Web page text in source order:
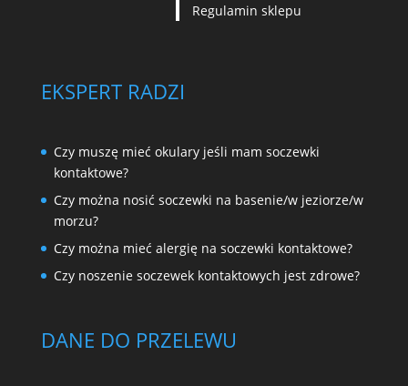
Regulamin sklepu
EKSPERT RADZI
Czy muszę mieć okulary jeśli mam soczewki
kontaktowe?
Czy można nosić soczewki na basenie/w jeziorze/w
morzu?
Czy można mieć alergię na soczewki kontaktowe?
Czy noszenie soczewek kontaktowych jest zdrowe?
DANE DO PRZELEWU